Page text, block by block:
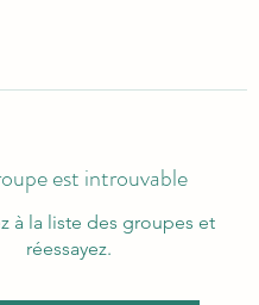
est introuvable
à la liste des groupes et
réessayez.